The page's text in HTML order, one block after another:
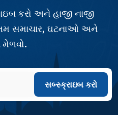
કરો અને હાજી નાજી
સમાચાર, ઘટનાઓ અને
સબ્સ્ક્રાઇબ કરો